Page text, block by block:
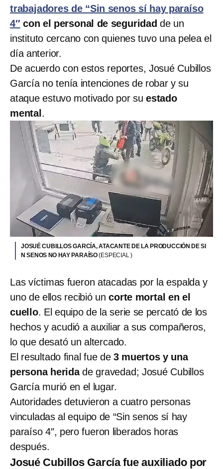
trabajadores de “Sin senos sí hay paraíso
4″ con el personal de seguridad de un
instituto cercano con quienes tuvo una pelea el
día anterior.
De acuerdo con estos reportes, Josué Cubillos
García no tenía intenciones de robar y su
ataque estuvo motivado por su estado
mental .
JOSUÉ CUBILLOS GARCÍA, ATACANTE DE LA PRODUCCIÓN DE SI
N SENOS NO HAY PARAÍSO(ESPECIAL )
Las víctimas fueron atacadas por la espalda y
uno de ellos recibió uncorte mortal en el
cuello. El equipo de la serie se percató de los
hechos y acudió a auxiliar a sus compañeros,
lo que desató un altercado.
El resultado final fue de 3 muertos y una
persona heridade gravedad; Josué Cubillos
García murió en el lugar.
Autoridades detuvieron a cuatro personas
vinculadas al equipo de “Sin senos sí hay
paraíso 4″, pero fueron liberados horas
después.
Josué Cubillos García fue auxiliado por